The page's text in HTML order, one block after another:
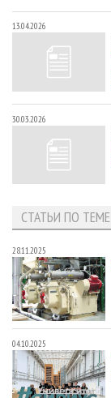
13.04.2026
30.03.2026
СТАТЬИ ПО ТЕМЕ
28.11.2025
04.10.2025